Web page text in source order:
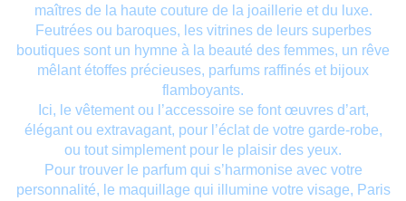
maîtres de la haute couture de la joaillerie et du luxe.
Feutrées ou baroques, les vitrines de leurs superbes
boutiques sont un hymne à la beauté des femmes, un rêve
mêlant étoffes précieuses, parfums raffinés et bijoux
flamboyants.
Ici, le vêtement ou l’accessoire se font œuvres d’art,
élégant ou extravagant, pour l’éclat de votre garde-robe,
ou tout simplement pour le plaisir des yeux.
Pour trouver le parfum qui s’harmonise avec votre
personnalité, le maquillage qui illumine votre visage, Paris